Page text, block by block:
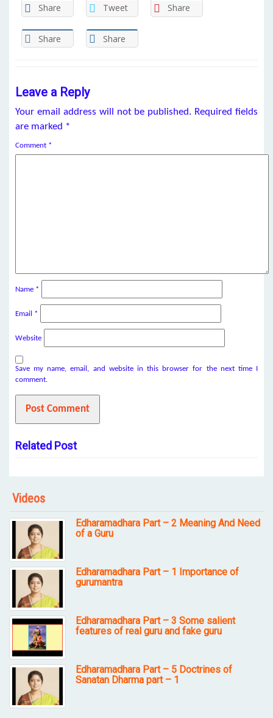
Share Tweet Share
Share Share
Leave a Reply
Your email address will not be published. Required fields
are marked *
Comment *
Name *
Email *
Website
Save my name, email, and website in this browser for the next time I
comment.
Related Post
Videos
Edharamadhara Part – 2 Meaning And Need
of a Guru
Edharamadhara Part – 1 Importance of
gurumantra
Edharamadhara Part – 3 Some salient
features of real guru and fake guru
Edharamadhara Part – 5 Doctrines of
Sanatan Dharma part – 1